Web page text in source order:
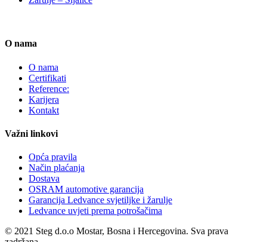
O nama
O nama
Certifikati
Reference:
Karijera
Kontakt
Važni linkovi
Opća pravila
Način plaćanja
Dostava
OSRAM automotive garancija
Garancija Ledvance svjetiljke i žarulje
Ledvance uvjeti prema potrošačima
© 2021 Steg d.o.o Mostar, Bosna i Hercegovina. Sva prava